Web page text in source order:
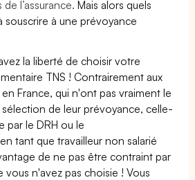
de l’assurance. Mais alors quels
souscrire à une prévoyance
la liberté de choisir votre
TNS ! Contrairement aux
France, qui n'ont pas vraiment le
de leur prévoyance, celle-
par le DRH ou le
tant que travailleur non salarié
de ne pas être contraint par
n'avez pas choisie ! Vous